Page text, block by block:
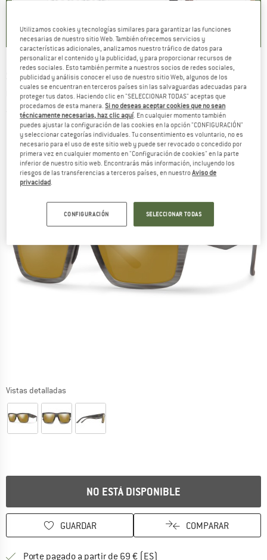
SMITH - Lineup ChromaPop Polarized Mirror
Cat. 3 VLT 14% - Gafas de sol
(0)
Vistas detalladas
NO ESTÁ DISPONIBLE
GUARDAR COMPARAR
Porte pagado a partir de 69 € (ES)
Utilizamos cookies y tecnologías similares para garantizar las funciones
necesarias de nuestro sitio Web. También ofrecemos servicios y
características adicionales, analizamos nuestro tráfico de datos para
personalizar el contenido y la publicidad, y para proporcionar recursos de
redes sociales. Esto también permite a nuestros socios de redes sociales,
publicidad y análisis conocer el uso de nuestro sitio Web, algunos de los
cuales se encuentran en terceros países sin las salvaguardas adecuadas para
proteger tus datos. Haciendo clic en "SELECCIONAR TODAS" aceptas que
procedamos de esta manera.Si no deseas aceptar cookies que no sean
técnicamente necesarias, haz clic aquí. En cualquier momento también
puedes ajustar la configuración de las cookies en la opción "CONFIGURACIÓN"
y seleccionar categorías individuales. Tu consentimiento es voluntario, no es
necesario para el uso de este sitio web y puede ser revocado o concedido por
primera vez en cualquier momento en "Configuración de cookies" en la parte
inferior de nuestro sitio web. Encontrarás más información, incluyendo los
riesgos de las transferencias a terceros países, en nuestroAviso de
privacidad
CONFIGURACIÓN SELECCIONAR TODAS